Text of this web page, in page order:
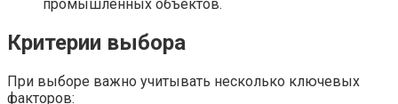
промышленных объектов.
Критерии выбора
При выборе важно учитывать несколько ключевых
факторов: